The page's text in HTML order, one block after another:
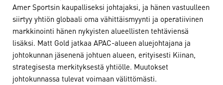
Amer Sportsin kaupalliseksi johtajaksi, ja hänen vastuulleen
siirtyy yhtiön globaali oma vähittäismyynti ja operatiivinen
markkinointi hänen nykyisten alueellisten tehtäviensä
lisäksi. Matt Gold jatkaa APAC-alueen aluejohtajana ja
johtokunnan jäsenenä johtuen alueen, erityisesti Kiinan,
strategisesta merkityksestä yhtiölle. Muutokset
johtokunnassa tulevat voimaan välittömästi.